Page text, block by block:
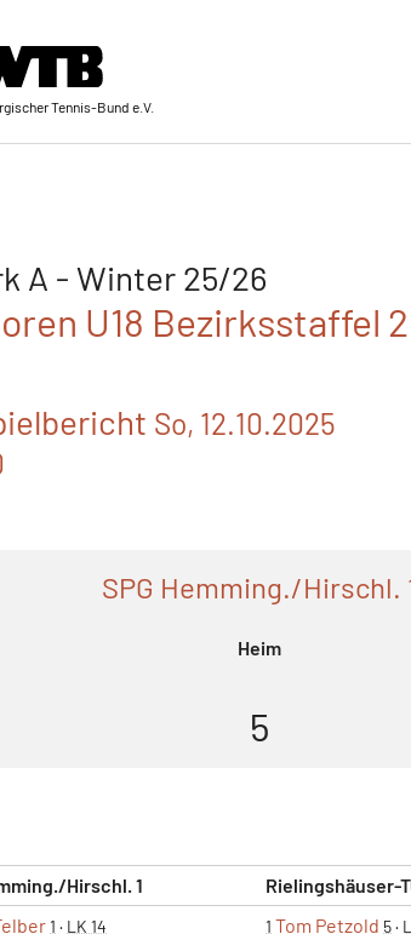
Tennis-Bund e.V.
A - Winter 25/26
U18 Bezirksstaffel 2
So, 12.10.2025
SPG Hemming./Hirschl.
Heim
5
Hirschl. 1
Rielingshäuser-
1 · LK 14 1 Tom Petzold 5·